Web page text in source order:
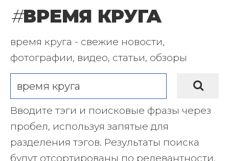
#ВРЕМЯ КРУГА
время круга - свежие новости,
фотографии, видео, статьи, обзоры
Вводите тэги и поисковые фразы через
пробел, используя запятые для
разделения тэгов. Результаты поиска
будут отсортированы по релевантности,